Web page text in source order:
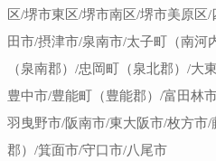
区/堺市東区/堺市南区/堺市美原区
田市/摂津市/泉南市/太子町（南河
（泉南郡）/忠岡町（泉北郡）/大
豊中市/豊能町（豊能郡）/富田林
羽曳野市/阪南市/東大阪市/枚方市
郡）/箕面市/守口市/八尾市